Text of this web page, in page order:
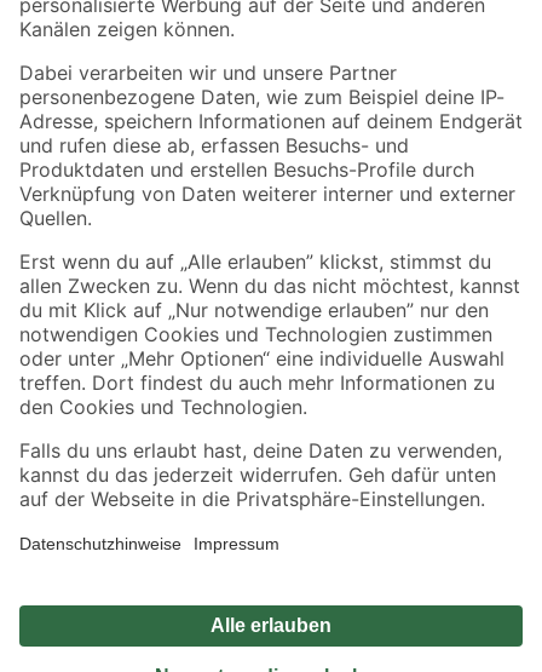
Folge uns
Zahlungsarten Versandarten
Sicher einkaufen
Jetzt die toom-App herunterladen
Alle Preisangaben in EUR inkl. gesetzl. MwSt.. Die dargestellten Angebote sind unter
Umständen nicht in allen Märkten verfügbar. Die angegebenen Verfügbarkeiten beziehen
Produkte nur solange der Vorrat reicht.
*Paketversand ab 59 € versandkostenfrei, gilt nicht für Artikel mit Speditionsversand, hier
Privatsphäre Impressum
Nutzungsbedingungen
Widerrufsrecht
Vertrag widerrufen